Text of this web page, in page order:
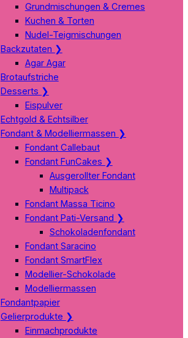
Grundmischungen & Cremes
Kuchen & Torten
Nudel-Teigmischungen
Backzutaten ❯
Agar Agar
Brotaufstriche
Desserts ❯
Eispulver
Echtgold & Echtsilber
Fondant & Modelliermassen ❯
Fondant Callebaut
Fondant FunCakes ❯
Ausgerollter Fondant
Multipack
Fondant Massa Ticino
Fondant Pati-Versand ❯
Schokoladenfondant
Fondant Saracino
Fondant SmartFlex
Modellier-Schokolade
Modelliermassen
Fondantpapier
Gelierprodukte ❯
Einmachprodukte